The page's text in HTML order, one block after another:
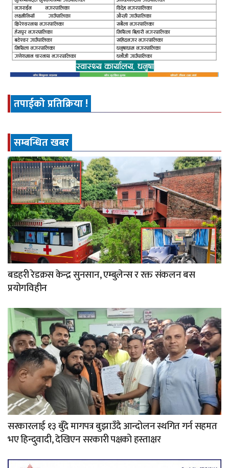
तपाईको प्रतिक्रिया !
सम्बन्धित खबर
बडहरी रेडक्रस केन्द्र सुनसान, एम्बुलेन्स र रक्त संकलन बस
प्रयोगविहीन
सरकारलाई १३ बुँदे मागपत्र बुझाउँदै आन्दोलन स्थगित गर्न सहमत
भए हिन्दुवादी, देखिएन सरकारी पक्षको हस्ताक्षर